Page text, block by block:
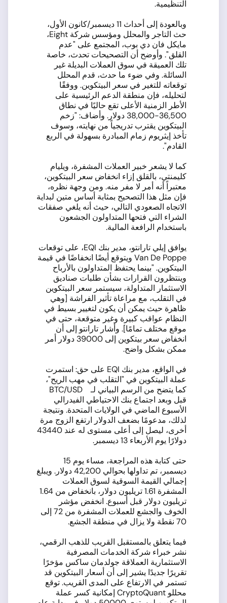
التنظيمية.
وبالعودة إلى أحداث 11 ديسمبر/كانون الأول،
حث التاجر والمحلل ومؤسس شركة Eight،
مايكل فان دي بوب، المجتمع على "عدم
القلق". وأوضح أن التصحيحات تحدث، خاصة
تلك العميقة في سوق العملات البديلة غير
السائلة. وفي ضوء ما حدث، قدم المحلل
توقعاته للتغير في سعر البيتكوين. ووفقًا
لتحليله، فإن منطقة الدعم الرئيسية على
الأطر الزمنية الأعلى تقع حاليًا في نطاق
36,500-38,000 دولار. وأضاف: "زخم
البيتكوين يقترب تدريجياً من نهايته، وسوف
تأخذ إيثريوم زمام المبادرة بسهولة في الربع
القادم".
كما لا يشعر خبير العملات المشفرة، ويليام
كليمنتي، بالقلق إزاء انخفاض سعر البيتكوين،
معتبراً أنه أمر لا مفر منه. ومن وجهة نظره،
فإن مثل هذا التصحيح بمثابة أساس متين لبداية
الاتجاه الصعودي التالي، حيث أنه يلغي صفقات
الشراء التي فتحها المتداولون الجشعون
باستخدام الرافعة المالية.
يوافق إيلي تارانتو، مدير بنك EQI، على توقعات
Van De Poppe ويتوقع أيضًا انخفاضًا في قيمة
البيتكوين. "بينما يحتفظ المتداولون بالأرباح
وينتظرون القرارات بشأن طلبات صناديق
الاستثمار المتداولة، سيستمر سعر البيتكوين
في التقلب، مع مراعاة تأثير الفراشة [وهي
ظاهرة حيث يمكن أن يكون لتغيير بسيط في
النظام عواقب كبيرة وغير متوقعة، حتى في
موقع مختلف تمامًا]. وأشار تارانتو إلى أن
انخفاض سعر بيتكوين إلى 39000 دولار أمر
ممكن بشكل واضح.
في الواقع، مدير بنك EQI على حق: استمرت
عملة البيتكوين في "التقلب في مهب الريح"،
كما يتضح من الرسم البياني لـ BTC/USD
قبل وبعد اجتماع بنك الاحتياطي الفيدرالي
الأسبوع الماضي في الولايات المتحدة. ونتيجة
لذلك، مدعومًا بضعف الدولار ارتفع الزوج مرة
أخرى، ليصل إلى أعلى مستوى له عند 43440
دولارًا يوم الأربعاء 13 ديسمبر.
حتى كتابة هذه المراجعة، مساء يوم 15
ديسمبر، تم تداولها بحوالي 42,200 دولار. ويبلغ
إجمالي القيمة السوقية لسوق العملات
المشفرة 1.61 تريليون دولار، بانخفاض من 1.64
تريليون دولار قبل أسبوع. انخفض مؤشر
الخوف والجشع للعملات المشفرة من 72 إلى
70 نقطة ولا يزال في منطقة الجشع.
فيما يتعلق بالمستقبل القريب للذهب الرقمي،
نشر خبراء شركة الخدمات المصرفية
الاستثمارية العملاقة جولدمان ساكس مؤخرًا
تقريرًا جديدًا يشير إلى أن أسعار البيتكوين قد
تستمر في الارتفاع على المدى القريب. توقع
محللو CryptoQuant إمكانية كسر عملة